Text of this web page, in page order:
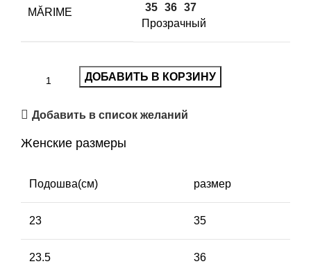
MĂRIME 35 36 37
Прозрачный
ДОБАВИТЬ В КОРЗИНУ
Добавить в список желаний
Женские размеры
Подошва(см) размер
23 35
23.5 36